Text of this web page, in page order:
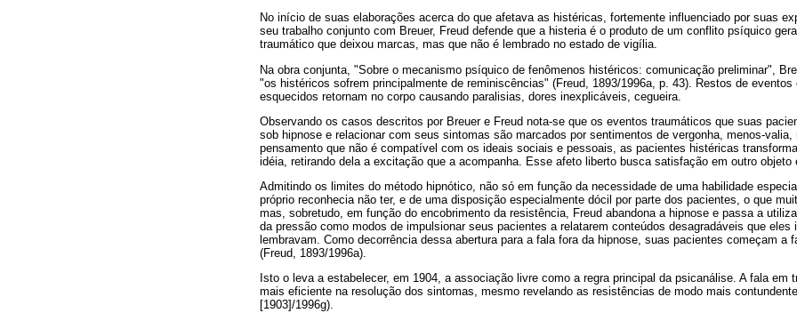
No início de suas elaborações acerca do que afetava as histéricas, fortemente influenciado por suas
seu trabalho conjunto com Breuer, Freud defende que a histeria é o produto de um conflito psíquico
traumático que deixou marcas, mas que não é lembrado no estado de vigília.
Na obra conjunta, "Sobre o mecanismo psíquico de fenômenos histéricos: comunicação preliminar",
"os histéricos sofrem principalmente de reminiscências" (Freud, 1893/1996a, p. 43). Restos de eventos
esquecidos retornam no corpo causando paralisias, dores inexplicáveis, cegueira.
Observando os casos descritos por Breuer e Freud nota-se que os eventos traumáticos que suas
sob hipnose e relacionar com seus sintomas são marcados por sentimentos de vergonha, menos-valia,
pensamento que não é compatível com os ideais sociais e pessoais, as pacientes histéricas
idéia, retirando dela a excitação que a acompanha. Esse afeto liberto busca satisfação em outro objeto
Admitindo os limites do método hipnótico, não só em função da necessidade de uma habilidade
próprio reconhecia não ter, e de uma disposição especialmente dócil por parte dos pacientes, o que
mas, sobretudo, em função do encobrimento da resistência, Freud abandona a hipnose e passa a
da pressão como modos de impulsionar seus pacientes a relatarem conteúdos desagradáveis que eles
lembravam. Como decorrência dessa abertura para a fala fora da hipnose, suas pacientes começam a
(Freud, 1893/1996a).
Isto o leva a estabelecer, em 1904, a associação livre como a regra principal da psicanálise. A fala em
mais eficiente na resolução dos sintomas, mesmo revelando as resistências de modo mais
[1903]/1996g).